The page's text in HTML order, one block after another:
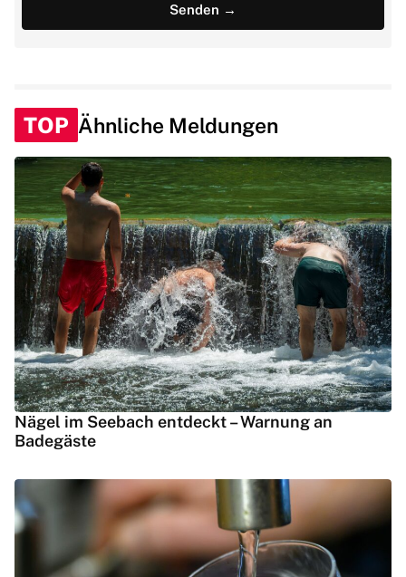
TOP Ähnliche Meldungen
Nägel im Seebach entdeckt – Warnung an
Badegäste